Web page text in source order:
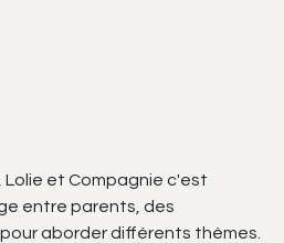
Lolie et Compagnie c'est
entre parents, des
aborder différents thèmes.